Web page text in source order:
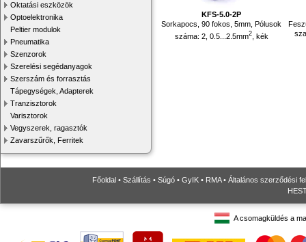
Oktatási eszközök
Optoelektronika
Peltier modulok
Pneumatika
Szenzorok
Szerelési segédanyagok
Szerszám és forrasztás
Tápegységek, Adapterek
Tranzisztorok
Varisztorok
Vegyszerek, ragasztók
Zavarszűrők, Ferritek
KFS-5.0-2P
Sorkapocs, 90 fokos, 5mm, Pólusok
száma: 2, 0.5...2.5mm2, kék
Főoldal • Szállítás • Súgó • GyIK • RMA• Általános szerződési
A csomagküldés a